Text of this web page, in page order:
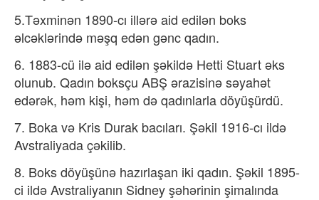
5.Təxminən 1890-cı illərə aid edilən boks
əlcəklərində məşq edən gənc qadın.
6.​ 1883-cü ilə aid edilən şəkildə Hetti Stuart əks
olunub. Qadın boksçu ABŞ ərazisinə səyahət
edərək, həm kişi, həm də qadınlarla döyüşürdü.
7. Boka və Kris Durak bacıları. Şəkil 1916-cı ildə
Avstraliyada çəkilib.
8. Boks döyüşünə hazırlaşan iki qadın. Şəkil 1895-
ci ildə Avstraliyanın Sidney şəhərinin şimalında